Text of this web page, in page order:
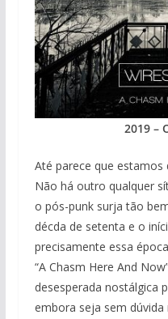
2019 –
Até parece que
Não há outro qualquer
o pós-punk surja tão
décda de setenta e o
precisamente essa
“A Chasm Here And
desesperada nostálgica
embora seja sem